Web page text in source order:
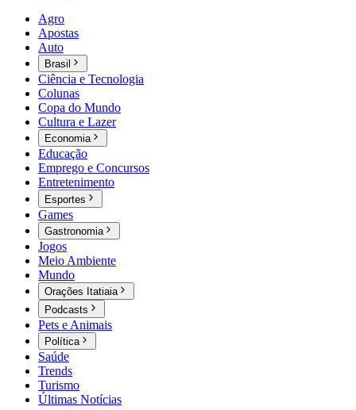
Agro
Apostas
Auto
Brasil
Ciência e Tecnologia
Colunas
Copa do Mundo
Cultura e Lazer
Economia
Educação
Emprego e Concursos
Entretenimento
Esportes
Games
Gastronomia
Jogos
Meio Ambiente
Mundo
Orações Itatiaia
Podcasts
Pets e Animais
Política
Saúde
Trends
Turismo
Últimas Notícias